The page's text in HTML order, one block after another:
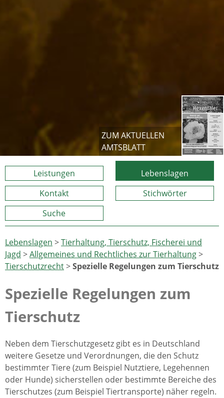
ZUM AKTUELLEN
AMTSBLATT
Leistungen
Lebenslagen
Kontakt
Stichwörter
Suche
Lebenslagen >Tierhaltung, Tierschutz, Fischerei und
Jagd >Allgemeines und Rechtliches zur Tierhaltung>
Tierschutzrecht>Spezielle Regelungen zum Tierschutz
Spezielle Regelungen zum
Tierschutz
Neben dem Tierschutzgesetz gibt es in Deutschland
weitere Gesetze und Verordnungen, die den Schutz
bestimmter Tiere (zum Beispiel Nutztiere, Legehennen
oder Hunde) sicherstellen oder bestimmte Bereiche des
Tierschutzes (zum Beispiel Tiertransporte) näher regeln.